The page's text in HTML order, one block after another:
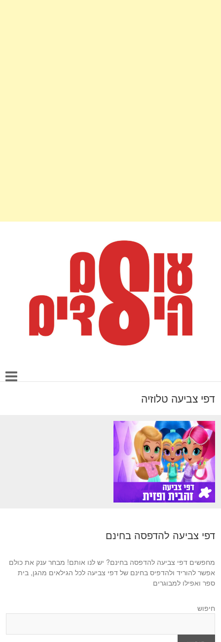
דפי צביעה טלוזיה
דפי צביעה להדפסה בחינם
מחפשים דפי צביעה להדפסה בחינם? יש לנו אותם! מבחר ענק את כולם
אפשר להוריד ולהדפיס בחינם של דפי צביעה לכל הגילאים מהגן, בית
ספר ואפילו למבוגרים
חיפוש